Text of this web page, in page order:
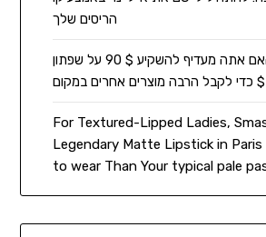
הריסים שלך
האם אתה מעדיף להשקיע $ 90 על שפתון louboutin נוצרי או
For Textured-Lipped Ladies,
Legendary Matte Lipstick in Paris
to wear Than Your typical pale